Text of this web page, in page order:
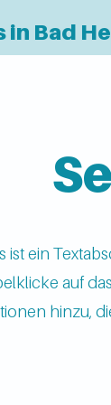
in Bad
ist ein
auf
hinzu,